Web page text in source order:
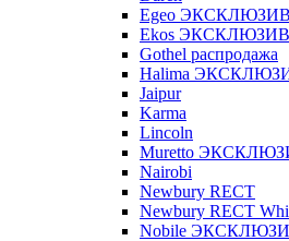
Egeo ЭКСКЛЮЗИВ
Ekos ЭКСКЛЮЗИВ
Gothel распродажа
Halima
Jaipur
Karma
Lincoln
Muretto
Nairobi
Newbury RECT
Newbury RECT
Nobile